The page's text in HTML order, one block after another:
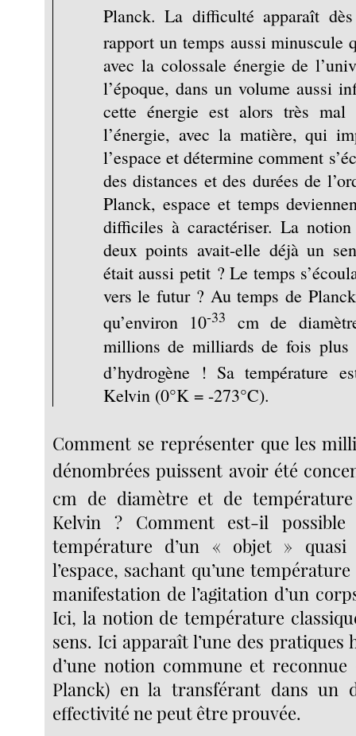
Planck. La difficulté apparaît
rapport un temps aussi minuscule
avec la colossale énergie de
l’époque, dans un volume aussi
cette énergie est alors très mal
l’énergie, avec la matière, qui
l’espace et détermine comment
des distances et des durées de
Planck, espace et temps
difficiles à caractériser. La
deux points avait-elle déjà un
était aussi petit ? Le temps
vers le futur ? Au temps de
qu’environ 10-33
cm de
millions de milliards de fois plus
d’hydrogène ! Sa température
Kelvin (0°K = -273°C).
Comment se représenter que les
dénombrées puissent avoir été
cm de diamètre et de
Kelvin ? Comment est-il
température d’un « objet » quasi
l’espace, sachant qu’une
manifestation de l’agitation d’un
Ici, la notion de température
sens. Ici apparaît l’une des pratiques
d’une notion commune et reconnue
Planck) en la transférant dans un
effectivité ne peut être prouvée.